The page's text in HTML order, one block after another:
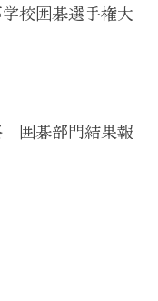
校囲碁選手権大
囲碁部門結果報